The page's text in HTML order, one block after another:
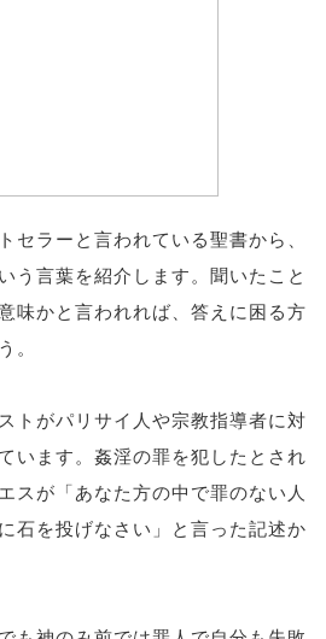
セラーと言われている聖書から、
う言葉を紹介します。聞いたこと
味かと言われれば、答えに困る方
。
トがパリサイ人や宗教指導者に対
います。姦淫の罪を犯したとされ
スが「あなた方の中で罪のない人
石を投げなさい」と言った記述か